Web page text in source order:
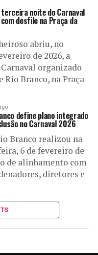
noite do Carnaval
desfile na Praça da
abriu, no
de 2026, a
organizado
Rio Branco, na Praça
define plano integrado
no Carnaval 2026
Branco realizou na
6 de fevereiro de
de alinhamento com
diretores e